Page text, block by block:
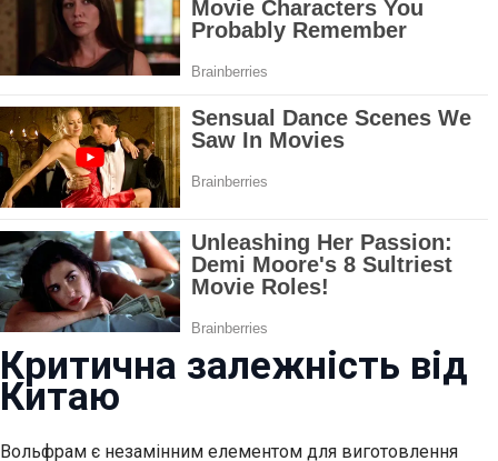
Критична залежність від
Китаю
Вольфрам є незамінним елементом для виготовлення